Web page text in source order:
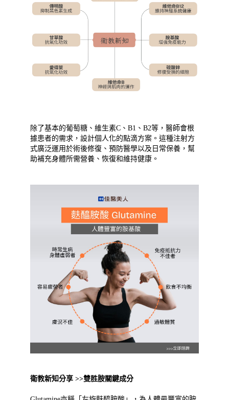
除了基本的葡萄糖、維生素C、B1、B2等，醫師會根
據患者的需求，設計個人化的點滴方案。這種注射方
式廣泛運用於術後修復、預防醫學以及日常保養，幫
助補充身體所需營養、恢復和維持健康。
衛教新知分享 >>雙胜胺關鍵成分